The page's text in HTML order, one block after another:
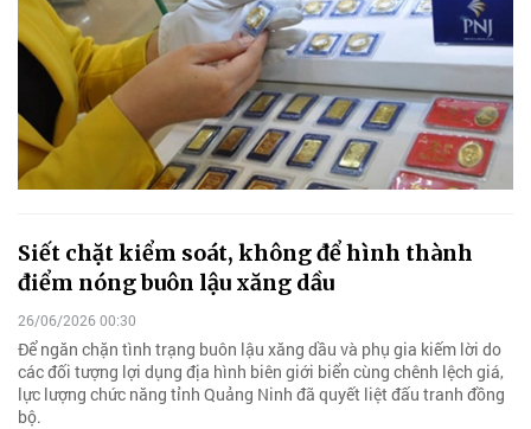
Siết chặt kiểm soát, không để hình thành
điểm nóng buôn lậu xăng dầu
26/06/2026 00:30
Để ngăn chặn tình trạng buôn lậu xăng dầu và phụ gia kiếm lời do
các đối tượng lợi dụng địa hình biên giới biển cùng chênh lệch giá,
lực lượng chức năng tỉnh Quảng Ninh đã quyết liệt đấu tranh đồng
bộ.